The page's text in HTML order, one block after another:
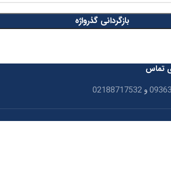
بازگردانی گذرواژه
تماس
و 02188717532